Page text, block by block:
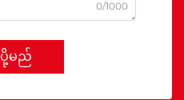
0/1000
ပို့မည်